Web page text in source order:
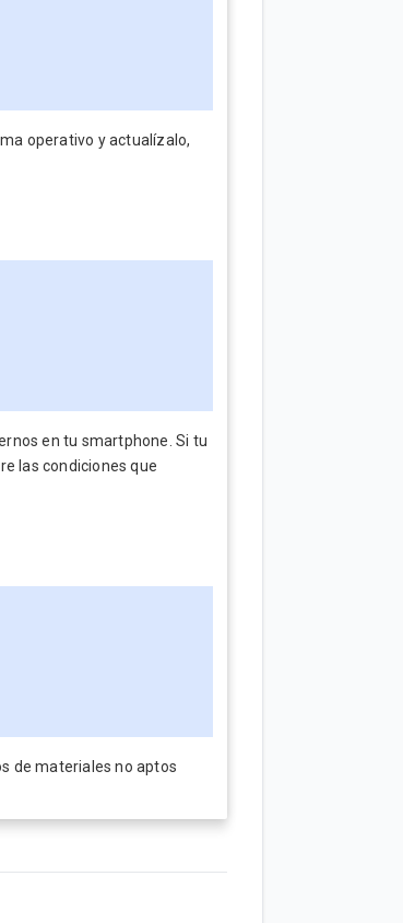
operativo y actualízalo,
en tu smartphone. Si tu
las condiciones que
de materiales no aptos